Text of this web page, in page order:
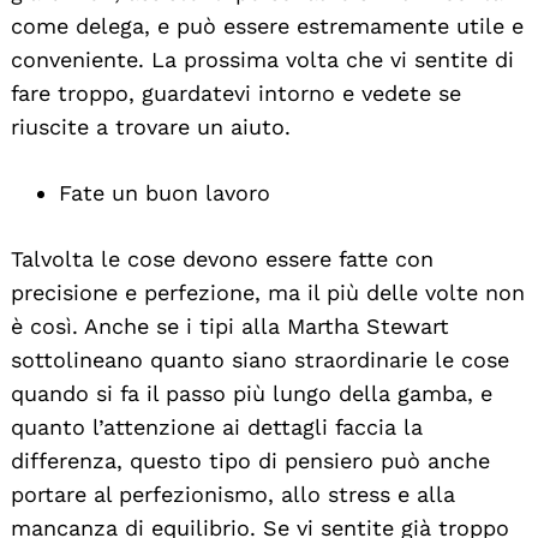
come delega, e può essere estremamente utile e
conveniente. La prossima volta che vi sentite di
fare troppo, guardatevi intorno e vedete se
riuscite a trovare un aiuto.
Fate un buon lavoro
Talvolta le cose devono essere fatte con
precisione e perfezione, ma il più delle volte non
è così. Anche se i tipi alla Martha Stewart
sottolineano quanto siano straordinarie le cose
quando si fa il passo più lungo della gamba, e
quanto l’attenzione ai dettagli faccia la
differenza, questo tipo di pensiero può anche
portare al perfezionismo, allo stress e alla
mancanza di equilibrio. Se vi sentite già troppo